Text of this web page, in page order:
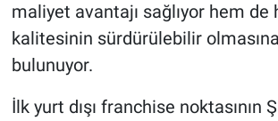
maliyet avantajı sağlıyor hem de
kalitesinin sürdürülebilir
bulunuyor.
İlk yurt dışı franchise noktasının